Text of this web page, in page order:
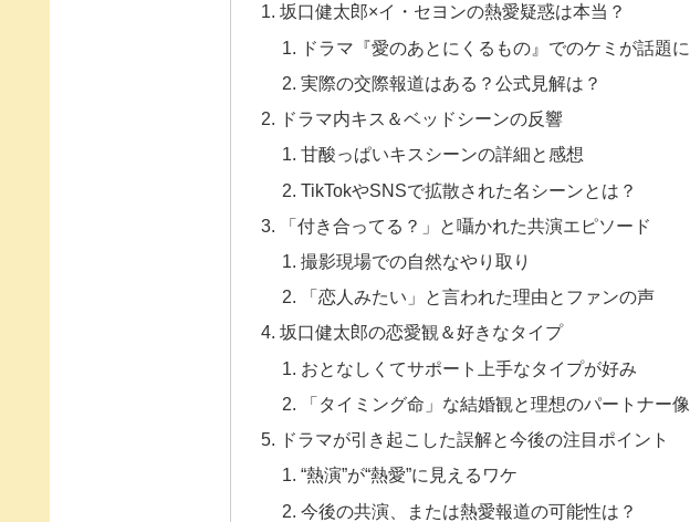
坂口健太郎×イ・セヨンの熱愛疑惑は本当？
ドラマ『愛のあとにくるもの』でのケミが話題に
実際の交際報道はある？公式見解は？
ドラマ内キス＆ベッドシーンの反響
甘酸っぱいキスシーンの詳細と感想
TikTokやSNSで拡散された名シーンとは？
「付き合ってる？」と囁かれた共演エピソード
撮影現場での自然なやり取り
「恋人みたい」と言われた理由とファンの声
坂口健太郎の恋愛観＆好きなタイプ
おとなしくてサポート上手なタイプが好み
「タイミング命」な結婚観と理想のパートナー像
ドラマが引き起こした誤解と今後の注目ポイント
“熱演”が“熱愛”に見えるワケ
今後の共演、または熱愛報道の可能性は？